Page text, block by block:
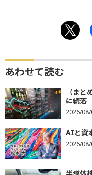
あわせて読む
（ま
に続落
2026/08/
AIと資
2026/08/